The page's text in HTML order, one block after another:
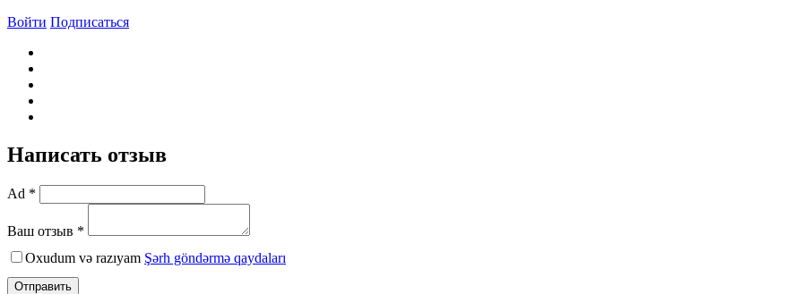
Войти Подписаться
Написать отзыв
Ad *
Ваш отзыв *
Oxudum və razıyam Şərh göndərmə qaydaları
Отправить